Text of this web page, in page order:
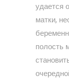
удается
матки,
полость